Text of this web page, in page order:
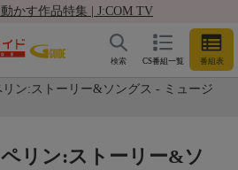
かす作品特集 | J:COM TV
CS番組一覧 番組表
検索
ン:ストーリー&ソングス - ミュージ
リン:ストーリー&ソ